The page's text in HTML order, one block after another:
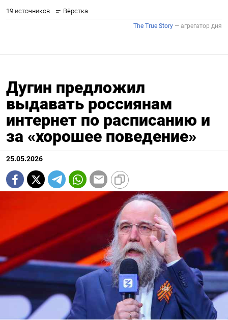
Дугин предложил
выдавать россиянам
интернет по расписанию и
за «хорошее поведение»
25.05.2026